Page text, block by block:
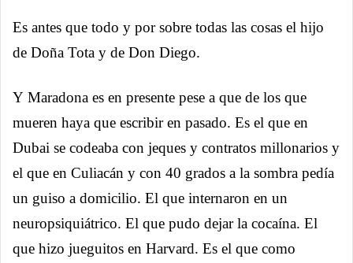
Es antes que todo y por sobre todas las cosas el hijo
de Doña Tota y de Don Diego.
Y Maradona es en presente pese a que de los que
mueren haya que escribir en pasado. Es el que en
Dubai se codeaba con jeques y contratos millonarios y
el que en Culiacán y con 40 grados a la sombra pedía
un guiso a domicilio. El que internaron en un
neuropsiquiátrico. El que pudo dejar la cocaína. El
que hizo jueguitos en Harvard. Es el que como